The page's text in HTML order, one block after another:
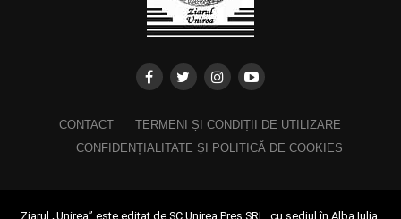
CONTACT
TERMENI ȘI CONDIȚII DE UTILIZARE
CONFIDENȚIALITATE ȘI POLITICĂ DE COOKIES
Ziarul „Unirea” este editat de SC Unirea Pres SRL, cu sediul în Alba Iulia,